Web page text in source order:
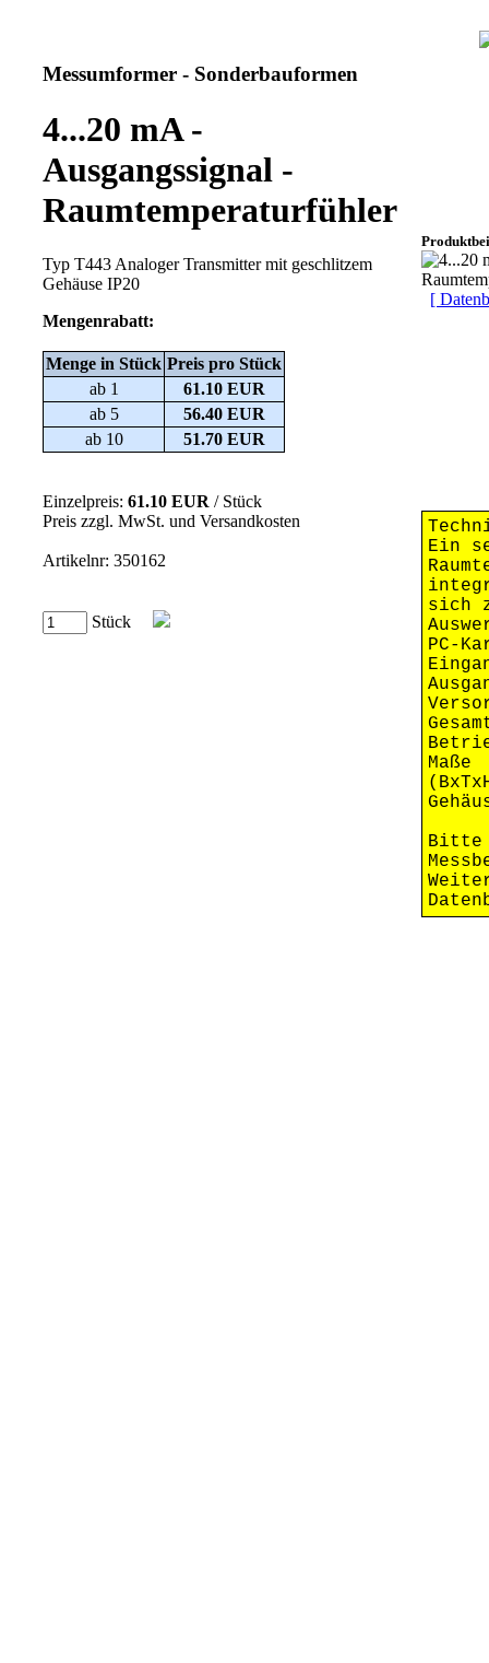
Messumformer - Sonderbauformen
4...20 mA -
Ausgangssignal -
Raumtemperaturfühler
Typ T443 Analoger Transmitter mit geschlitzem
Gehäuse IP20
Mengenrabatt:
Menge in Stück Preis pro Stück
ab 1
61.10 EUR
ab 5
56.40 EUR
ab 10
51.70 EUR
Einzelpreis: 61.10 EUR / Stück
Preis zzgl. MwSt. und Versandkosten
Artikelnr: 350162
Stück
[
Ein
sich
PC-
Bitte